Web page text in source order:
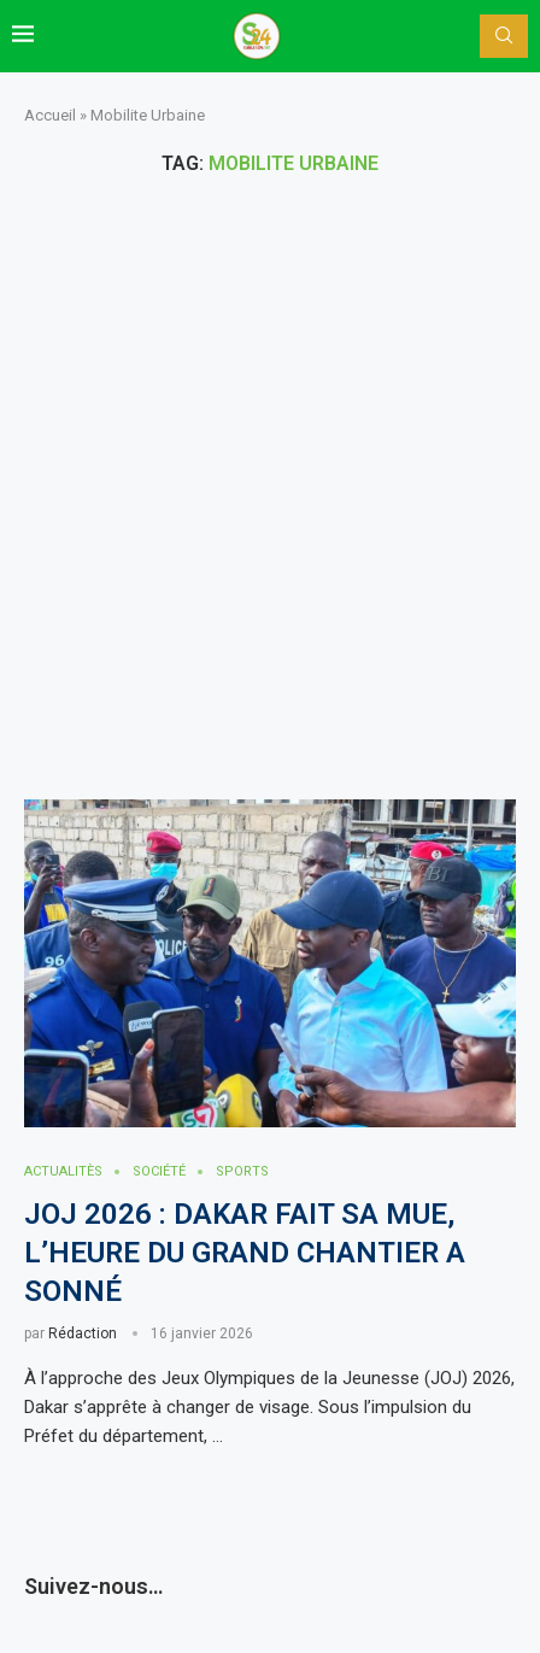
Accueil » Mobilite Urbaine
TAG: MOBILITE URBAINE
ACTUALITÈS SOCIÉTÉ SPORTS
JOJ 2026 : DAKAR FAIT SA MUE,
L’HEURE DU GRAND CHANTIER A
SONNÉ
par Rédaction 16 janvier 2026
À l’approche des Jeux Olympiques de la Jeunesse (JOJ) 2026,
Dakar s’apprête à changer de visage. Sous l’impulsion du
Préfet du département, …
Suivez-nous…